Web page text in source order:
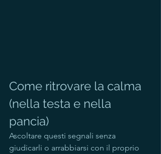
Come ritrovare la calma
(nella testa e nella
pancia)
Ascoltare questi segnali senza
giudicarli o arrabbiarsi con il proprio